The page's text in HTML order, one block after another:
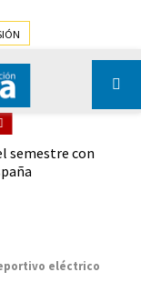
semestre con
eléctrico